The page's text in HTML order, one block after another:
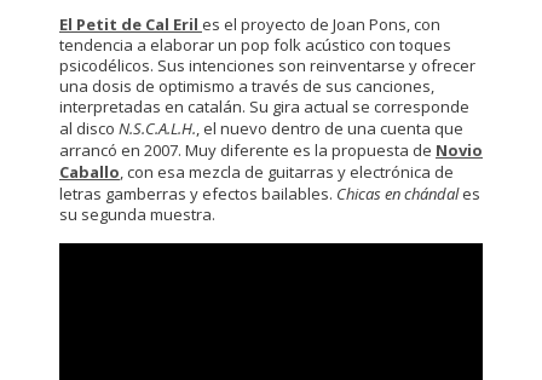
El Petit de Cal Eril es el proyecto de Joan Pons, con
tendencia a elaborar un pop folk acústico con toques
psicodélicos. Sus intenciones son reinventarse y ofrecer
una dosis de optimismo a través de sus canciones,
interpretadas en catalán. Su gira actual se corresponde
al disco N.S.C.A.L.H., el nuevo dentro de una cuenta que
arrancó en 2007. Muy diferente es la propuesta de Novio
Caballo, con esa mezcla de guitarras y electrónica de
letras gamberras y efectos bailables. Chicas en chándales
su segunda muestra.